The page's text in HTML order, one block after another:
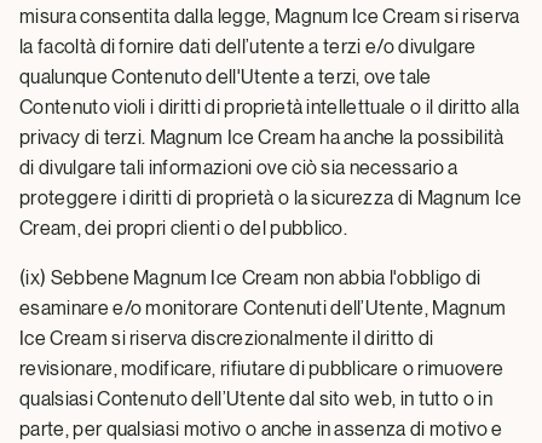
misura consentita dalla legge, Magnum Ice Cream si riserva
la facoltà di fornire dati dell’utente a terzi e/o divulgare
qualunque Contenuto dell'Utente a terzi, ove tale
Contenuto violi i diritti di proprietà intellettuale o il diritto alla
privacy di terzi. Magnum Ice Cream ha anche la possibilità
di divulgare tali informazioni ove ciò sia necessario a
proteggere i diritti di proprietà o la sicurezza di Magnum Ice
Cream, dei propri clienti o del pubblico.
(ix) Sebbene Magnum Ice Cream non abbia l'obbligo di
esaminare e/o monitorare Contenuti dell’Utente, Magnum
Ice Cream si riserva discrezionalmente il diritto di
revisionare, modificare, rifiutare di pubblicare o rimuovere
qualsiasi Contenuto dell’Utente dal sito web, in tutto o in
parte, per qualsiasi motivo o anche in assenza di motivo e